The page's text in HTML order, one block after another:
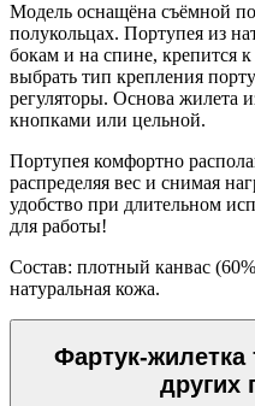
Модель оснащёна съёмной
полукольцах. Портупея из
бокам и на спине, крепится
выбрать тип крепления
регуляторы. Основа жилета
кнопками или цельной.
Портупея комфортно
распределяя вес и снимая
удобство при длительном
для работы!
Состав: плотный канвас
натуральная кожа.
Фартук-жилетка
других